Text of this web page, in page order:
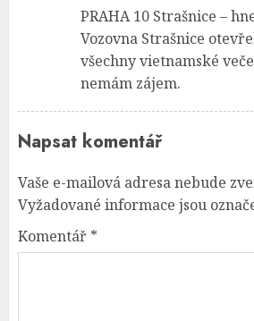
PRAHA 10 Strašnice –
Vozovna Strašnice
všechny vietnamské
nemám zájem.
Napsat komentář
Vaše e-mailová adresa nebude
Vyžadované informace jsou
Komentář *